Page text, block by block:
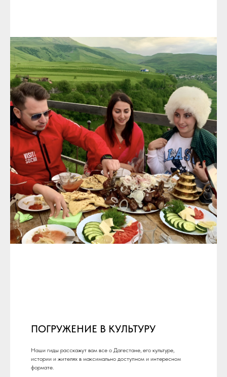
ПОГРУЖЕНИЕ В КУЛЬТУРУ
Наши гиды расскажут вам все о Дагестане, его культуре,
истории и жителях в максимально доступном и интересном
формате.